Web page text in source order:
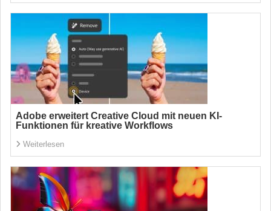
Adobe erweitert Creative Cloud mit neuen KI-
Funktionen für kreative Workflows
Weiterlesen